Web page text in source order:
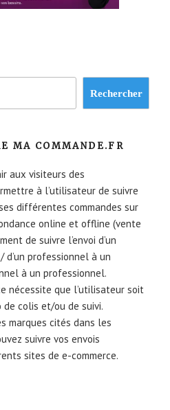
Rechercher
MA COMMANDE.FR
aux visiteurs des
à l’utilisateur de suivre
différentes commandes sur
online et offline (vente
de suivre l’envoi d’un
professionnel à un
à un professionnel.
nécessite que l’utilisateur soit
de colis et/ou de suivi.
marques cités dans les
suivre vos envois
sites de e-commerce.